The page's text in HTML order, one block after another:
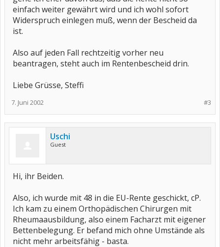
einfach weiter gewährt wird und ich wohl sofort
Widerspruch einlegen muß, wenn der Bescheid da
ist.
Also auf jeden Fall rechtzeitig vorher neu
beantragen, steht auch im Rentenbescheid drin.
Liebe Grüsse, Steffi
#3
7. Juni 2002
Uschi
Guest
Hi, ihr Beiden.
Also, ich wurde mit 48 in die EU-Rente geschickt, cP.
Ich kam zu einem Orthopädischen Chirurgen mit
Rheumaausbildung, also einem Facharzt mit eigener
Bettenbelegung. Er befand mich ohne Umstände als
nicht mehr arbeitsfähig - basta.